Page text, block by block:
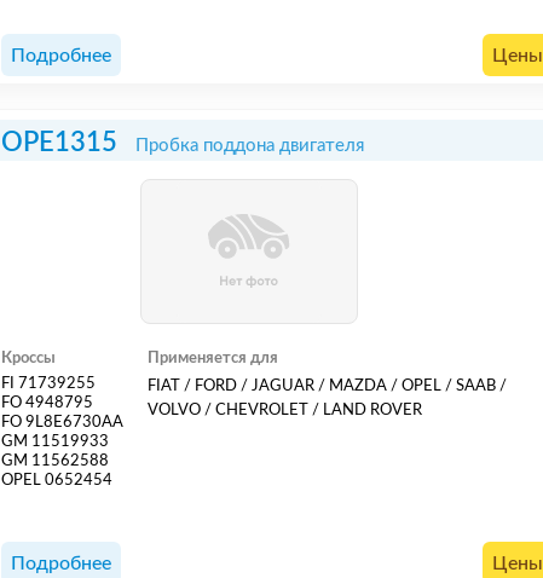
Подробнее Цены
OPE1315 Пробка поддона двигателя
Кроссы
FI 71739255
FO 4948795
FO 9L8E6730AA
GM 11519933
GM 11562588
OPEL 0652454
Применяется для
FIAT / FORD / JAGUAR / MAZDA / OPEL / SAAB /
VOLVO / CHEVROLET / LAND ROVER
Подробнее Цены